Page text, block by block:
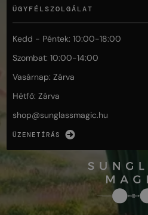
ÜGYFÉLSZOLGÁLAT
Kedd - Péntek: 10:00-18:00
Szombat: 10:00-14:00
Vasárnap: Zárva
Hétfő: Zárva
shop@sunglassmagic.hu
ÜZENETÍRÁS